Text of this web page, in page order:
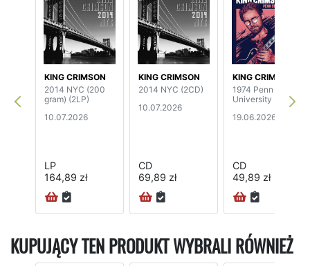
KING CRIMSON
2014 NYC (200
gram) (2LP)
10.07.2026
LP
164,89 zł
KING CRIMSON
2014 NYC (2CD)
10.07.2026
CD
69,89 zł
KING CRIMSON
1974 Penn State
University
19.06.2026
CD
49,89 zł
KUPUJĄCY TEN PRODUKT WYBRALI RÓWNIEŻ